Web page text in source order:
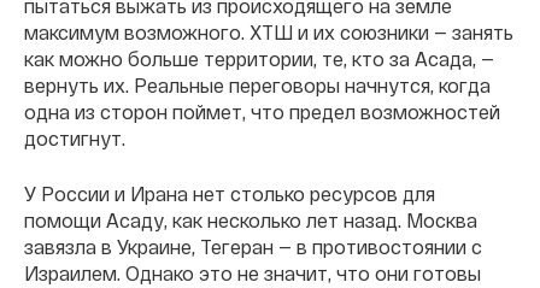
пытаться выжать из происходящего на земле
максимум возможного. ХТШ и их союзники — занять
как можно больше территории, те, кто за Асада, —
вернуть их. Реальные переговоры начнутся, когда
одна из сторон поймет, что предел возможностей
достигнут.
У России и Ирана нет столько ресурсов для
помощи Асаду, как несколько лет назад. Москва
завязла в Украине, Тегеран — в противостоянии с
Израилем. Однако это не значит, что они готовы